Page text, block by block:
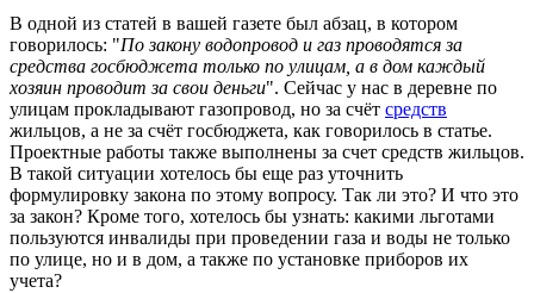
В одной из статей в вашей газете был абзац, в котором
говорилось: "По закону водопровод и газ проводятся за
средства госбюджета только по улицам, а в дом каждый
хозяин проводит за свои деньги". Сейчас у нас в деревне по
улицам прокладывают газопровод, но за счёт средств
жильцов, а не за счёт госбюджета, как говорилось в статье.
Проектные работы также выполнены за счет средств жильцов.
В такой ситуации хотелось бы еще раз уточнить
формулировку закона по этому вопросу. Так ли это? И что это
за закон? Кроме того, хотелось бы узнать: какими льготами
пользуются инвалиды при проведении газа и воды не только
по улице, но и в дом, а также по установке приборов их
учета?